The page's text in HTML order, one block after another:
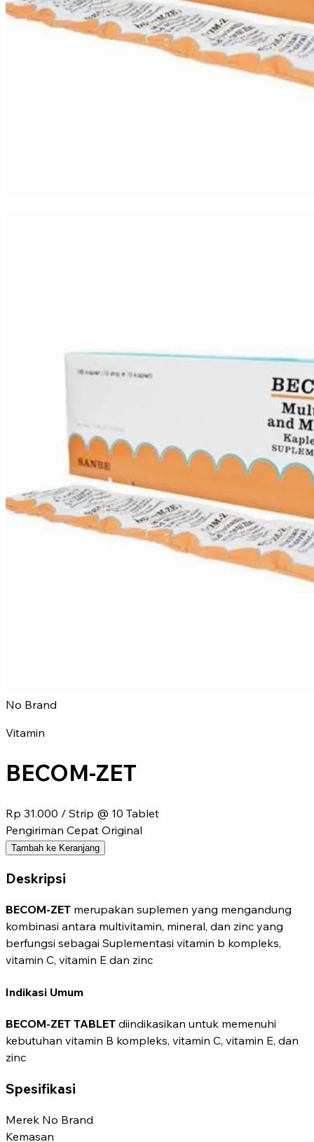
No Brand
Vitamin
BECOM-ZET
Rp 31.000 / Strip @ 10 Tablet
Pengiriman Cepat Original
Tambah ke Keranjang
Deskripsi
BECOM-ZET merupakan suplemen yang mengandung
kombinasi antara multivitamin, mineral, dan zinc yang
berfungsi sebagai Suplementasi vitamin b kompleks,
vitamin C, vitamin E dan zinc
Indikasi Umum
BECOM-ZET TABLET diindikasikan untuk memenuhi
kebutuhan vitamin B kompleks, vitamin C, vitamin E, dan
zinc
Spesifikasi
Merek No Brand
Kemasan